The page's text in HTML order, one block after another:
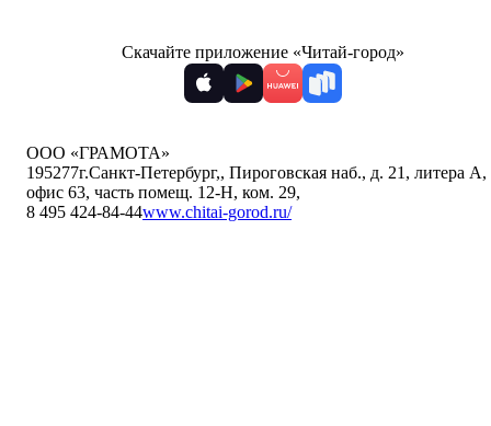
Скачайте приложение «Читай-город»
ООО «ГРАМОТА»
195277г.Санкт-Петербург,, Пироговская наб., д. 21, литера А,
офис 63, часть помещ. 12-Н, ком. 29,
8 495 424-84-44www.chitai-gorod.ru/